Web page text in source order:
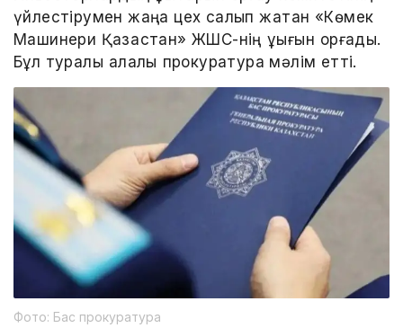
үйлестірумен жаңа цех салып жатқан «Көмек
Машинери Қазақстан» ЖШС-нің құқығын қорғады.
Бұл туралы қалалық прокуратура мәлім етті.
Фото: Бас прокуратура